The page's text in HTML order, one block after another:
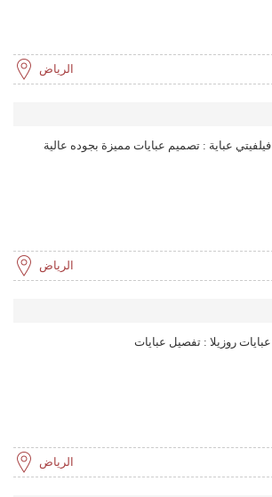
الرياض
فيلفيتي عباية : تصميم عبايات مميزة بجوده عالية
الرياض
عبايات روزيلا : تفصيل عبايات
الرياض